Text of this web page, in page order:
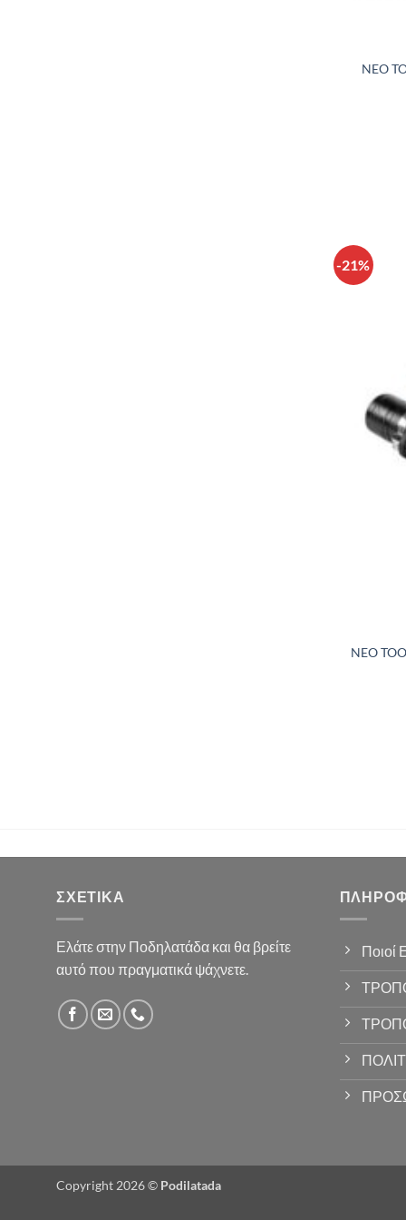
NEO
-21%
NEO
ΣΧΕΤΙΚΆ
Ελάτε στην Ποδηλατάδα και θα βρείτε
αυτό που πραγματικά ψάχνετε.
Ποιοί
Copyright 2026 © Podilatada